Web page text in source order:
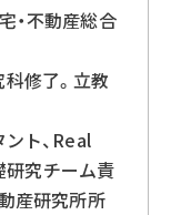
・不動産総合
修了。立教
ント、Real
研究チーム責
産研究所所